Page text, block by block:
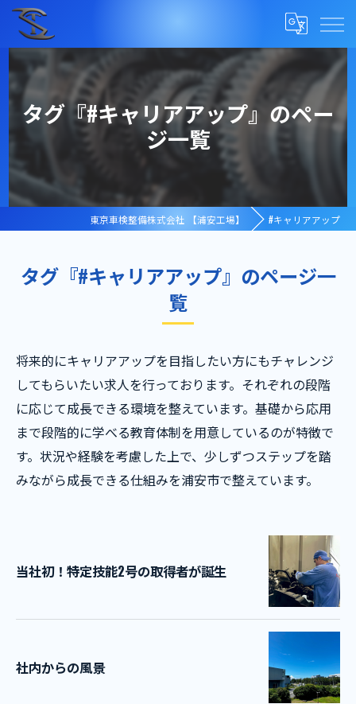
タグ『#キャリアアップ』のペー
ジ一覧
東京車検整備株式会社 【浦安工場】 #キャリアアップ
タグ『#キャリアアップ』のページ一
覧
将来的にキャリアアップを目指したい方にもチャレンジ
してもらいたい求人を行っております。それぞれの段階
に応じて成長できる環境を整えています。基礎から応用
まで段階的に学べる教育体制を用意しているのが特徴で
す。状況や経験を考慮した上で、少しずつステップを踏
みながら成長できる仕組みを浦安市で整えています。
当社初！特定技能2号の取得者が誕生
社内からの風景